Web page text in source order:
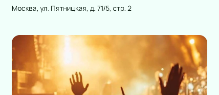
Москва, ул. Пятницкая, д. 71/5, стр. 2